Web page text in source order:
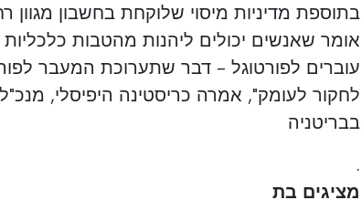
בתוספת מדיניות מיסוי שלוקחת בחשבון מגוון
אומר שאנשים יכולים ליהנות מהטבות
עוברים לפורטוגל - דבר שתערוכת המעבר
לחקור לעומק", אמרה כריסטינה היפיסלי,
בבריטניה
.
מציגים בת